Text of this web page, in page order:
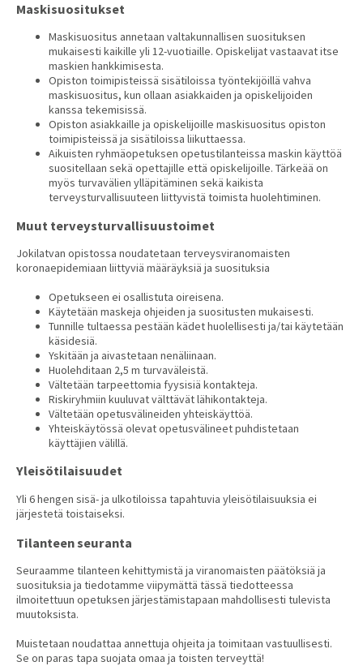
Maskisuositukset
Maskisuositus annetaan valtakunnallisen suosituksen
mukaisesti kaikille yli 12-vuotiaille. Opiskelijat vastaavat itse
maskien hankkimisesta.
Opiston toimipisteissä sisätiloissa työntekijöillä vahva
maskisuositus, kun ollaan asiakkaiden ja opiskelijoiden
kanssa tekemisissä.
Opiston asiakkaille ja opiskelijoille maskisuositus opiston
toimipisteissä ja sisätiloissa liikuttaessa.
Aikuisten ryhmäopetuksen opetustilanteissa maskin käyttöä
suositellaan sekä opettajille että opiskelijoille. Tärkeää on
myös turvavälien ylläpitäminen sekä kaikista
terveysturvallisuuteen liittyvistä toimista huolehtiminen.
Muut terveysturvallisuustoimet
Jokilatvan opistossa noudatetaan terveysviranomaisten
koronaepidemiaan liittyviä määräyksiä ja suosituksia
Opetukseen ei osallistuta oireisena.
Käytetään maskeja ohjeiden ja suositusten mukaisesti.
Tunnille tultaessa pestään kädet huolellisesti ja/tai käytetään
käsidesiä.
Yskitään ja aivastetaan nenäliinaan.
Huolehditaan 2,5 m turvaväleistä.
Vältetään tarpeettomia fyysisiä kontakteja.
Riskiryhmiin kuuluvat välttävät lähikontakteja.
Vältetään opetusvälineiden yhteiskäyttöä.
Yhteiskäytössä olevat opetusvälineet puhdistetaan
käyttäjien välillä.
Yleisötilaisuudet
Yli 6 hengen sisä- ja ulkotiloissa tapahtuvia yleisötilaisuuksia ei
järjestetä toistaiseksi.
Tilanteen seuranta
Seuraamme tilanteen kehittymistä ja viranomaisten päätöksiä ja
suosituksia ja tiedotamme viipymättä tässä tiedotteessa
ilmoitettuun opetuksen järjestämistapaan mahdollisesti tulevista
muutoksista.
Muistetaan noudattaa annettuja ohjeita ja toimitaan vastuullisesti.
Se on paras tapa suojata omaa ja toisten terveyttä!